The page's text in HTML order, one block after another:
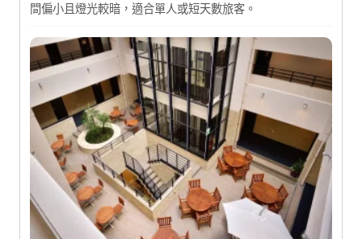
間偏小且燈光較暗，適合單人或短天數旅客。